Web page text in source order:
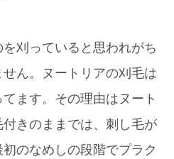
刈っていると思われがち
ん。ヌートリアの刈毛は
ます。その理由はヌート
きのままでは、刺し毛が
のなめしの段階でプラク